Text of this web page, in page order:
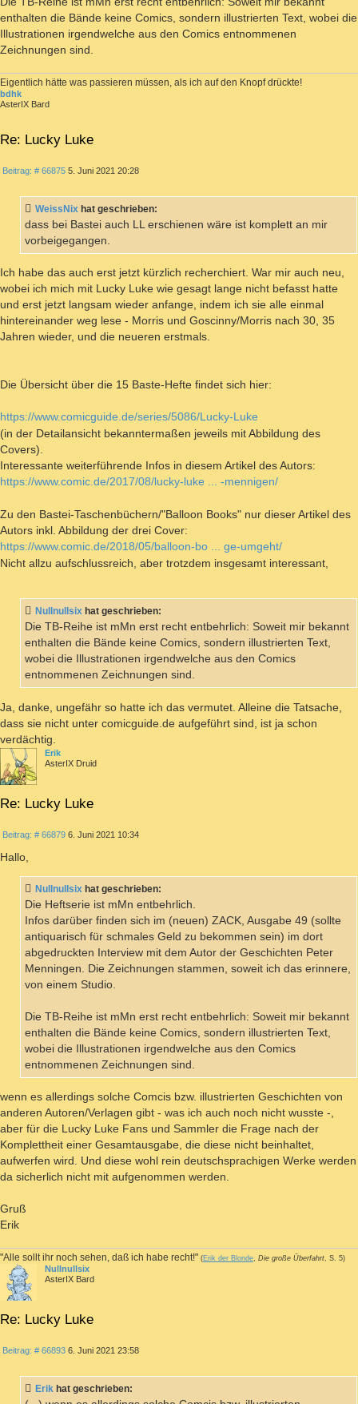
enthalten die Bände keine Comics, sondern illustrierten Text, wobei die
Illustrationen irgendwelche aus den Comics entnommenen
Zeichnungen sind.
Eigentlich hätte was passieren müssen, als ich auf den Knopf drückte!
bdhk
AsterIX Bard
Re: Lucky Luke
Beitrag: # 66875Beitrag
5. Juni 2021 20:28
WeissNix hat geschrieben:
dass bei Bastei auch LL erschienen wäre ist komplett an mir
vorbeigegangen.
Ich habe das auch erst jetzt kürzlich recherchiert. War mir auch neu,
wobei ich mich mit Lucky Luke wie gesagt lange nicht befasst hatte
und erst jetzt langsam wieder anfange, indem ich sie alle einmal
hintereinander weg lese - Morris und Goscinny/Morris nach 30, 35
Jahren wieder, und die neueren erstmals.
Die Übersicht über die 15 Baste-Hefte findet sich hier:
https://www.comicguide.de/series/5086/Lucky-Luke
(in der Detailansicht bekanntermaßen jeweils mit Abbildung des
Covers).
Interessante weiterführende Infos in diesem Artikel des Autors:
https://www.comic.de/2017/08/lucky-luke ... -mennigen/
Zu den Bastei-Taschenbüchern/"Balloon Books" nur dieser Artikel des
Autors inkl. Abbildung der drei Cover:
https://www.comic.de/2018/05/balloon-bo ... ge-umgeht/
Nicht allzu aufschlussreich, aber trotzdem insgesamt interessant,
Nullnullsix hat geschrieben:
Die TB-Reihe ist mMn erst recht entbehrlich: Soweit mir bekannt
enthalten die Bände keine Comics, sondern illustrierten Text,
wobei die Illustrationen irgendwelche aus den Comics
entnommenen Zeichnungen sind.
Ja, danke, ungefähr so hatte ich das vermutet. Alleine die Tatsache,
dass sie nicht unter comicguide.de aufgeführt sind, ist ja schon
verdächtig.
Erik
AsterIX Druid
Re: Lucky Luke
Beitrag: # 66879Beitrag
6. Juni 2021 10:34
Hallo,
Nullnullsix hat geschrieben:
Die Heftserie ist mMn entbehrlich.
Infos darüber finden sich im (neuen) ZACK, Ausgabe 49 (sollte
antiquarisch für schmales Geld zu bekommen sein) im dort
abgedruckten Interview mit dem Autor der Geschichten Peter
Menningen. Die Zeichnungen stammen, soweit ich das erinnere,
von einem Studio.
Die TB-Reihe ist mMn erst recht entbehrlich: Soweit mir bekannt
enthalten die Bände keine Comics, sondern illustrierten Text,
wobei die Illustrationen irgendwelche aus den Comics
entnommenen Zeichnungen sind.
wenn es allerdings solche Comcis bzw. illustrierten Geschichten von
anderen Autoren/Verlagen gibt - was ich auch noch nicht wusste -,
aber für die Lucky Luke Fans und Sammler die Frage nach der
Komplettheit einer Gesamtausgabe, die diese nicht beinhaltet,
aufwerfen wird. Und diese wohl rein deutschsprachigen Werke werden
da sicherlich nicht mit aufgenommen werden.
Gruß
Erik
"Alle sollt ihr noch sehen, daß ich habe recht!" (Erik der Blonde Die große Überfahrt , S. 5)
Nullnullsix
AsterIX Bard
Re: Lucky Luke
Beitrag: # 66893Beitrag
6. Juni 2021 23:58
Erik hat geschrieben: